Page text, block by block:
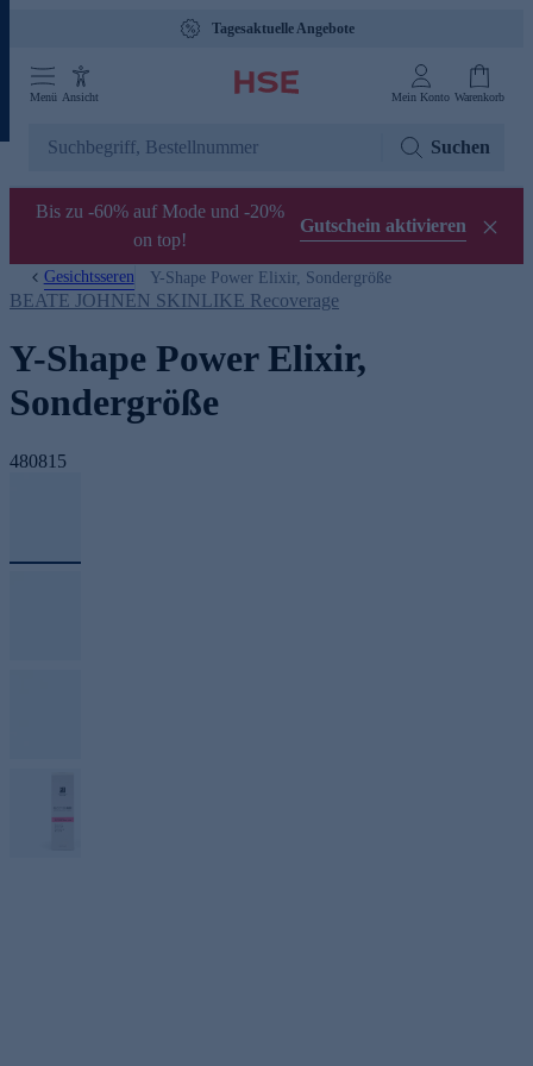
Tagesaktuelle Angebote
Menü Ansicht Mein Konto Warenkorb
Suchen
Bis zu -60% auf Mode und -20%
on top!
Gutschein aktivieren
Gesichtsseren Y-Shape Power Elixir, Sondergröße
BEATE JOHNEN SKINLIKE Recoverage
Y-Shape Power Elixir,
Sondergröße
480815